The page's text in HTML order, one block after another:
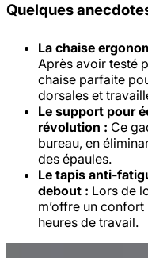
Quelques
La chaise
Après avoir testé
chaise parfaite
dorsales et
Le support pour
révolution : Ce
bureau, en
des épaules.
Le tapis anti-
debout : Lors de
m’offre un
heures de travail.